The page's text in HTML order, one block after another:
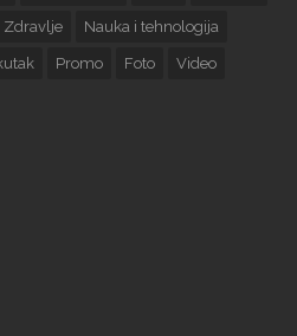
Zdravlje Nauka i tehnologija
Promo Foto Video